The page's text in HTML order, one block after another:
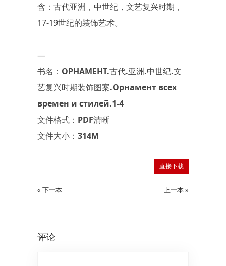
含：古代亚洲，中世纪，文艺复兴时期，
17-19世纪的装饰艺术。
—
书名：OPHAMEHT.古代.亚洲.中世纪.文
艺复兴时期装饰图案.Орнамент всех
времен и стилей.1-4
文件格式：PDF清晰
文件大小：314M
直接下载
« 下一本 上一本 »
评论